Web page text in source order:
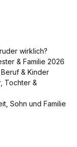
wirklich?
& Familie 2026
& Kinder
Tochter &
Sohn und Familie